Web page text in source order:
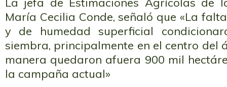
María Cecilia Conde, señaló que «La
y de humedad superficial
siembra, principalmente en el centro del
manera quedaron afuera 900 mil
la campaña actual»